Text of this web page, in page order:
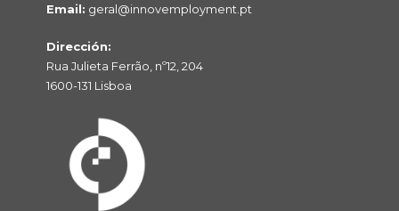
Email: geral@innovemployment.pt
Dirección:
Rua Julieta Ferrão, nº12, 204
1600-131 Lisboa